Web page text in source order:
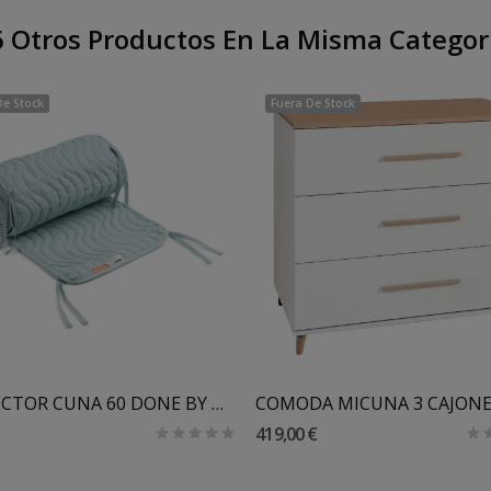
Otros Productos En La Misma
Stock
PROTECTOR CUNA 60 DONE BY DEER
Fuera De Stock
419,00 €